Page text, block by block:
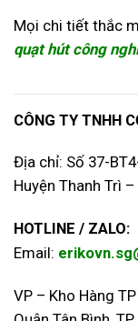
Mọi chi tiết thắc
quạt hút công
CÔNG TY TNHH
Địa chỉ: Số 37-
Huyện Thanh Trì –
HOTLINE / ZALO:
Email:
VP – Kho Hàng